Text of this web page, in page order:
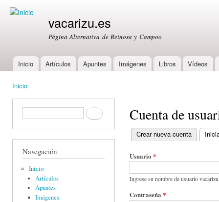
vacarizu.es
Página Alternativa de Reinosa y Campoo
Main menu
Inicio Artículos Apuntes Imágenes Libros Vídeos
Inicio
Formulario de búsquedaBuscar
Navegación
Inicio
Artículos
Apuntes
Imágenes
Cuenta de
Primary tabs
Crear nueva cuenta
Usuario *
Ingrese su nombre de usuario
Contraseña *